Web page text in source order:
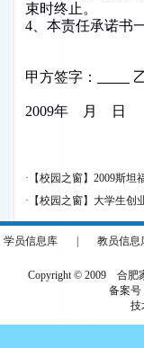
束时终止。
4、本责任承诺书
甲方签字：
2009年 月 日
· 【校园之窗】2009斯
· 【校园之窗】大学生创
学员信息库 教员信息
Copyright © 2009 合肥
备案号
技